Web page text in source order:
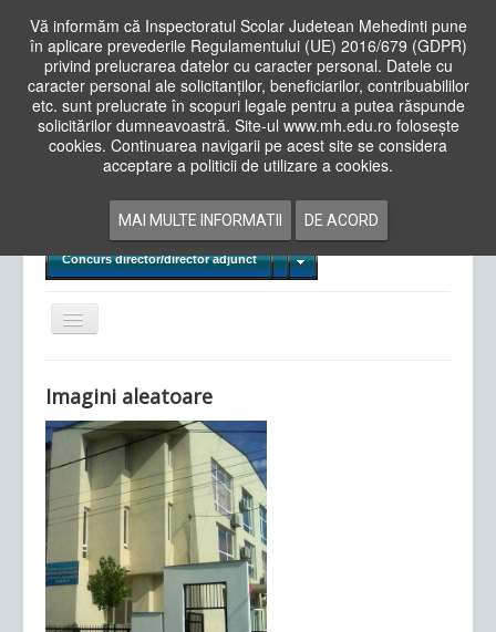
Vă informăm că Inspectoratul Scolar Judetean Mehedinti pune
în aplicare prevederile Regulamentului (UE) 2016/679 (GDPR)
privind prelucrarea datelor cu caracter personal. Datele cu
caracter personal ale solicitanților, beneficiarilor, contribuabililor
etc. sunt prelucrate în scopuri legale pentru a putea răspunde
solicitărilor dumneavoastră. Site-ul www.mh.edu.ro folosește
cookies. Continuarea navigarii pe acest site se considera
acceptare a politicii de utilizare a cookies.
MAI MULTE INFORMATII DE ACORD
Cauta
in
siteAcasa Cadre Didactice
Examene Naționale
Concurs director/director adjunct
Comută
navigarea
Ultimele articole: Vi, 04.11.2022 -
Județean Mehedinți
Imagini aleatoare